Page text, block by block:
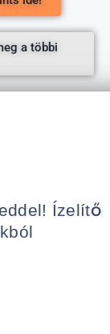
a többi
Ízelítő